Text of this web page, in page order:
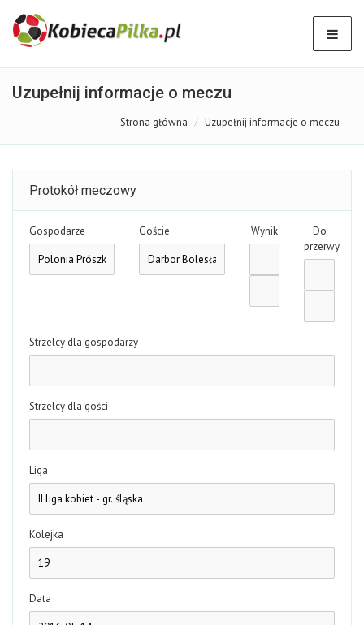
Uzupełnij informacje o meczu
Strona główna Uzupełnij informacje o meczu
Protokół meczowy
Gospodarze Goście Wynik
Do
przerwy
Strzelcy dla gospodarzy
Strzelcy dla gości
Liga
Kolejka
Data